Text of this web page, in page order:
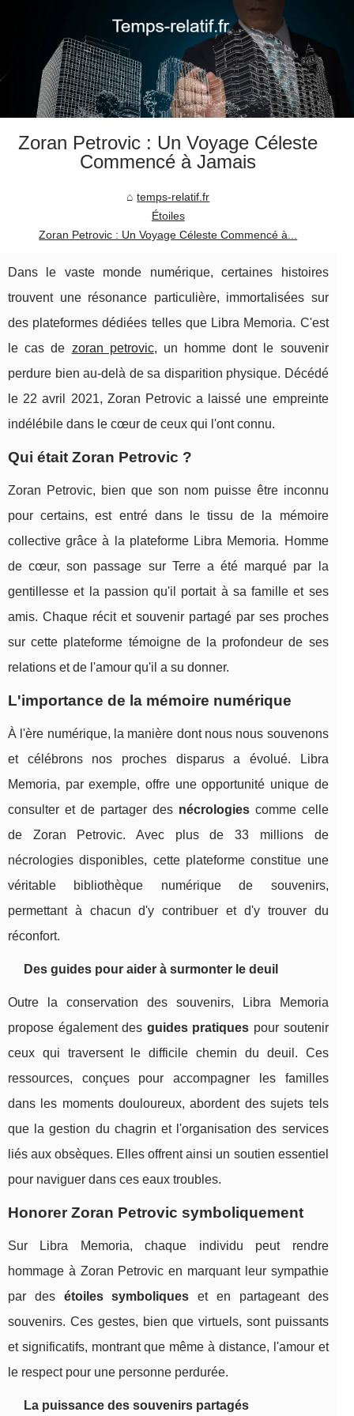
Zoran Petrovic : Un Voyage Céleste
Commencé à Jamais
temps-relatif.fr
Étoiles
Zoran Petrovic : Un Voyage Céleste Commencé à...
Dans le vaste monde numérique, certaines histoires
trouvent une résonance particulière, immortalisées sur
des plateformes dédiées telles que Libra Memoria. C'est
le cas de zoran petrovic, un homme dont le souvenir
perdure bien au-delà de sa disparition physique. Décédé
le 22 avril 2021, Zoran Petrovic a laissé une empreinte
indélébile dans le cœur de ceux qui l'ont connu.
Qui était Zoran Petrovic ?
Zoran Petrovic, bien que son nom puisse être inconnu
pour certains, est entré dans le tissu de la mémoire
collective grâce à la plateforme Libra Memoria. Homme
de cœur, son passage sur Terre a été marqué par la
gentillesse et la passion qu'il portait à sa famille et ses
amis. Chaque récit et souvenir partagé par ses proches
sur cette plateforme témoigne de la profondeur de ses
relations et de l'amour qu'il a su donner.
L'importance de la mémoire numérique
À l'ère numérique, la manière dont nous nous souvenons
et célébrons nos proches disparus a évolué. Libra
Memoria, par exemple, offre une opportunité unique de
consulter et de partager des nécrologiescomme celle
de Zoran Petrovic. Avec plus de 33 millions de
nécrologies disponibles, cette plateforme constitue une
véritable bibliothèque numérique de souvenirs,
permettant à chacun d'y contribuer et d'y trouver du
réconfort.
Des guides pour aider à surmonter le deuil
Outre la conservation des souvenirs, Libra Memoria
propose également des guides pratiques pour soutenir
ceux qui traversent le difficile chemin du deuil. Ces
ressources, conçues pour accompagner les familles
dans les moments douloureux, abordent des sujets tels
que la gestion du chagrin et l'organisation des services
liés aux obsèques. Elles offrent ainsi un soutien essentiel
pour naviguer dans ces eaux troubles.
Honorer Zoran Petrovic symboliquement
Sur Libra Memoria, chaque individu peut rendre
hommage à Zoran Petrovic en marquant leur sympathie
par des étoiles symboliques et en partageant des
souvenirs. Ces gestes, bien que virtuels, sont puissants
et significatifs, montrant que même à distance, l'amour et
le respect pour une personne perdurée.
La puissance des souvenirs partagés